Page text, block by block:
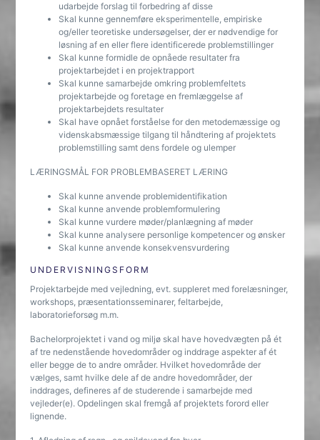
udarbejde forslag til forbedring af disse
Skal kunne gennemføre eksperimentelle, empiriske
og/eller teoretiske undersøgelser, der er nødvendige for
løsning af en eller flere identificerede problemstillinger
Skal kunne formidle de opnåede resultater fra
projektarbejdet i en projektrapport
Skal kunne samarbejde omkring problemfeltets
projektarbejde og foretage en fremlæggelse af
projektarbejdets resultater
Skal have opnået forståelse for den metodemæssige og
videnskabsmæssige tilgang til håndtering af projektets
problemstilling samt dens fordele og ulemper
LÆRINGSMÅL FOR PROBLEMBASERET LÆRING
Skal kunne anvende problemidentifikation
Skal kunne anvende problemformulering
Skal kunne vurdere møder/planlægning af møder
Skal kunne analysere personlige kompetencer og ønsker
Skal kunne anvende konsekvensvurdering
UNDERVISNINGSFORM
Projektarbejde med vejledning, evt. suppleret med forelæsninger,
workshops, præsentationsseminarer, feltarbejde,
laboratorieforsøg m.m.
Bachelorprojektet i vand og miljø skal have hovedvægten på ét
af tre nedenstående hovedområder og inddrage aspekter af ét
eller begge de to andre områder. Hvilket hovedområde der
vælges, samt hvilke dele af de andre hovedområder, der
inddrages, defineres af de studerende i samarbejde med
vejleder(e). Opdelingen skal fremgå af projektets forord eller
lignende.